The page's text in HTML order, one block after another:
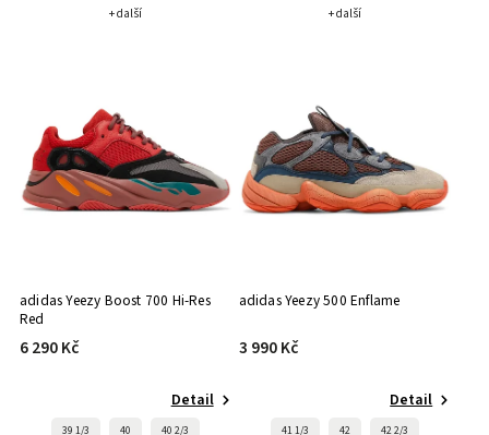
+ další + další
adidas Yeezy Boost 700 Hi-Res
Red
6 290 Kč
Detail
39 1/3 40 40 2/3
adidas Yeezy 500 Enflame
3 990 Kč
Detail
41 1/3 42 42 2/3